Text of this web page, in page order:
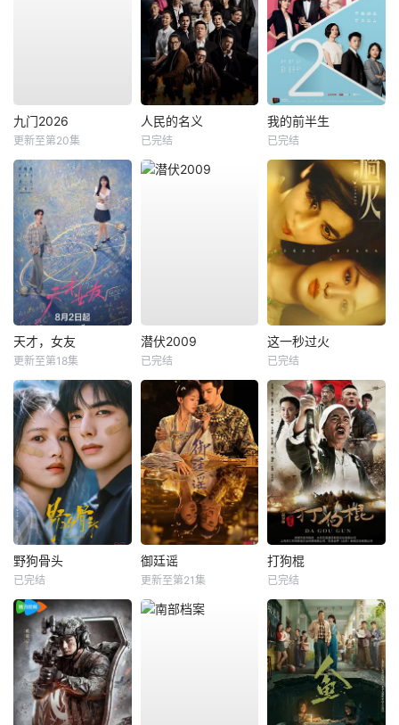
九门2026
更新至第20集
人民的名义
已完结
我的前半生
已完结
天才，女友
更新至第18集
潜伏2009
已完结
这一秒过火
已完结
野狗骨头
已完结
御廷谣
更新至第21集
打狗棍
已完结